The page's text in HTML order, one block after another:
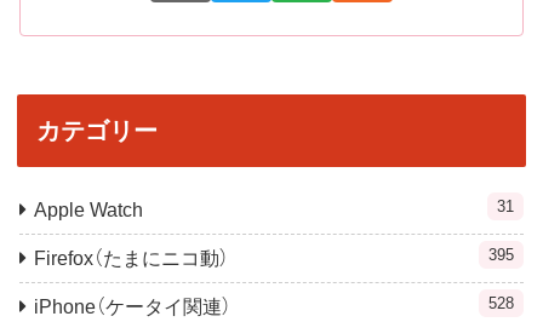
カテゴリー
Apple Watch 31
Firefox（たまにニコ動） 395
iPhone（ケータイ関連） 528